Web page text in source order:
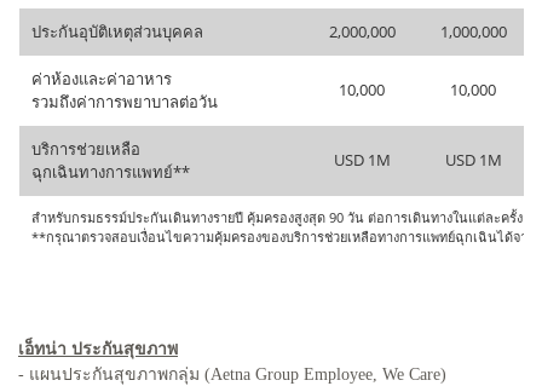
ประกันอุบัติเหตุส่วนบุคคล 2,000,000 1,000,000
ค่าห้องและค่าอาหาร
รวมถึงค่าการพยาบาลต่อวัน
10,000 10,000
บริการช่วยเหลือ
ฉุกเฉินทางการแพทย์**
USD 1M USD 1M
สำหรับกรมธรรม์ประกันเดินทางรายปี คุ้มครองสูงสุด 90 วัน ต่อการเดินทางในแต่ละครั้ง
**กรุณาตรวจสอบเงื่อนไขความคุ้มครองของบริการช่วยเหลือทางการแพทย์ฉุกเฉินได้จา
เอ็ทน่า ประกันสุขภาพ
- แผนประกันสุขภาพกลุ่ม (Aetna Group Employee, We Care)